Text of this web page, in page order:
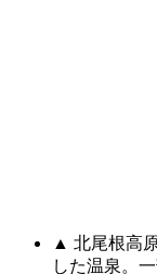
▲ 北尾根高
した温泉。